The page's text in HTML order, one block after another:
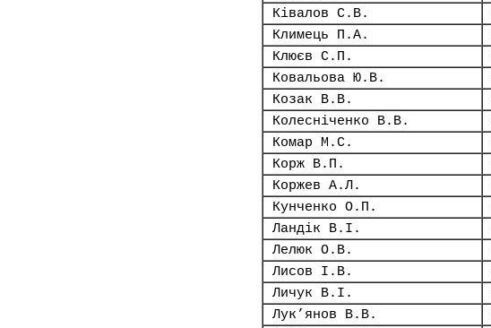
Ківалов С.В.
Климець П.А.
Клюєв С.П.
Ковальова Ю.В.
Козак В.В.
Колесніченко В.В.
Комар М.С.
Корж В.П.
Коржев А.Л.
Кунченко О.П.
Ландік В.І.
Лелюк О.В.
Лисов І.В.
Личук В.І.
Лук’янов В.В.